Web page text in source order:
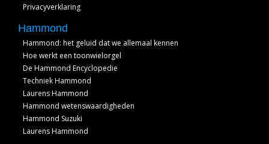
Privacyverklaring
Hammond
Hammond: het geluid dat we allemaal kennen
Hoe werkt een toonwielorgel
De Hammond Encyclopedie
Techniek Hammond
Laurens Hammond
Hammond wetenswaardigheden
Hammond Suzuki
Laurens Hammond